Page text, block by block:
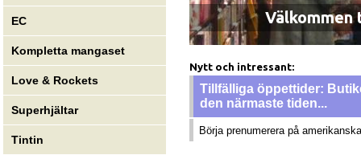
EC
Kompletta mangaset
Love & Rockets
Superhjältar
Tintin
Nytt och intressant:
Tillfälliga öppettider:
den närmaste tiden...
Börja prenumerera på